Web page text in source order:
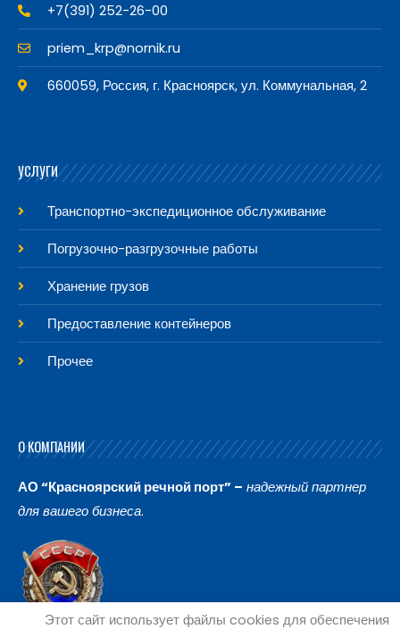
+7(391) 252-26-00
priem_krp@nornik.ru
660059, Россия, г. Красноярск, ул. Коммунальная, 2
УСЛУГИ
Транспортно-экспедиционное обслуживание
Погрузочно-разгрузочные работы
Хранение грузов
Предоставление контейнеров
Прочее
О КОМПАНИИ
АО “Красноярский речной порт” – надежный партнер
для вашего бизнеса.
Этот сайт использует файлы cookies для обеспечения